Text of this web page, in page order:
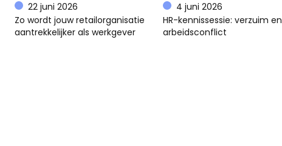
22 juni 2026
Zo wordt jouw retailorganisatie
aantrekkelijker als werkgever
4 juni 2026
HR-kennissessie: verzuim en
arbeidsconflict